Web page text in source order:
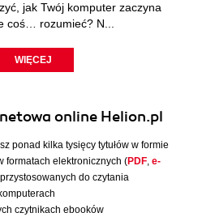
jak Twój komputer zaczyna
coś… rozumieć? N...
WIĘCEJ
online Helion.pl
ponad kilka tysięcy tytułów w formie
formatach elektronicznych (PDF, e-
do czytania
czytnikach ebooków